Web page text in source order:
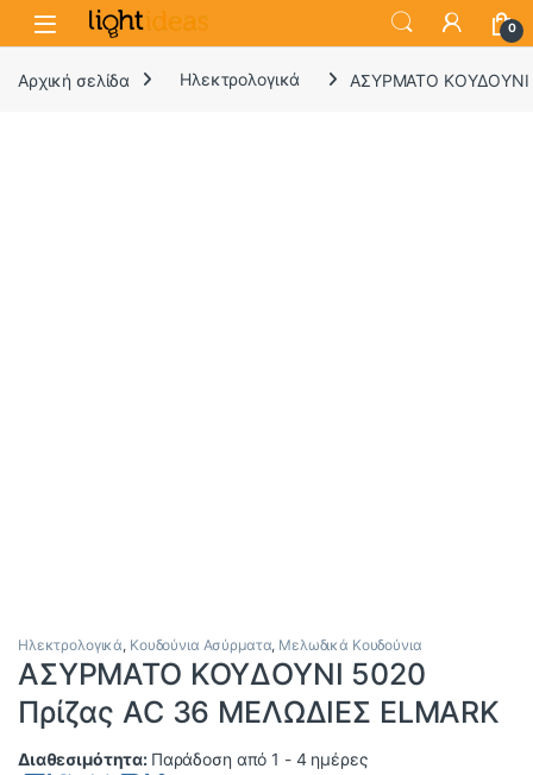
0
Αρχική σελίδα Ηλεκτρολογικά ΑΣΥΡΜΑΤΟ ΚΟΥΔΟΥΝΙ
Ηλεκτρολογικά, Κουδούνια Ασύρματα, Μελωδικά Κουδούνια
ΑΣΥΡΜΑΤΟ ΚΟΥΔΟΥΝΙ 5020
Πρίζας AC 36 ΜΕΛΩΔΙΕΣ ELMARK
Διαθεσιμότητα: Παράδοση από 1 - 4 ημέρες